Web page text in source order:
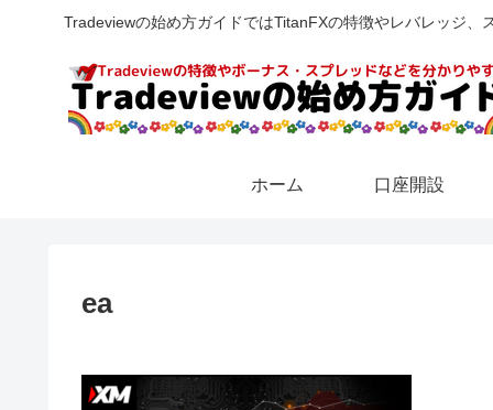
Tradeviewの始め方ガイドではTitanFXの特徴やレバレッジ
ホーム 口座開設
ea